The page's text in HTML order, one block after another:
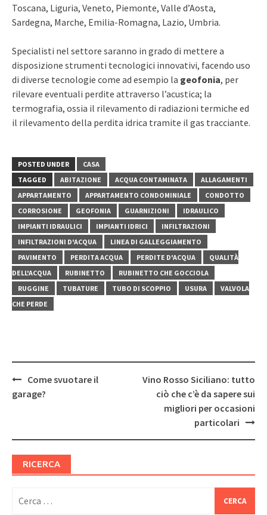
Toscana, Liguria, Veneto, Piemonte, Valle d’Aosta,
Sardegna, Marche, Emilia-Romagna, Lazio, Umbria.
Specialisti nel settore saranno in grado di mettere a
disposizione strumenti tecnologici innovativi, facendo uso
di diverse tecnologie come ad esempio la geofonia, per
rilevare eventuali perdite attraverso l’acustica; la
termografia, ossia il rilevamento di radiazioni termiche ed
il rilevamento della perdita idrica tramite il gas tracciante.
POSTED UNDER
CASA
TAGGED
ABITAZIONE ACQUA CONTAMINATA
ALLAGAMENTI
APPARTAMENTO
APPARTAMENTO CONDOMINIALE
CONDOTTO
CORROSIONE
GEOFONIA GUARNIZIONI
IDRAULICO
IMPIANTI IDRAULICI
IMPIANTI IDRICI
INFILTRAZIONI
INFILTRAZIONI D'ACQUA
LINEA DI GALLEGGIAMENTO
PAVIMENTO
PERDITA ACQUA PERDITE D'ACQUA
QUALITÀ
DELL'ACQUA
RUBINETTO
RUBINETTO CHE GOCCIOLA
RUGGINE
TUBATURE TUBO DI SCOPPIO USURA
VALVOLA
CHE PERDE
Post
navigation
Come svuotare il
garage?
Vino Rosso Siciliano: tutto
ciò che c’è da sapere sui
migliori per occasioni
particolari
RICERCA
per: